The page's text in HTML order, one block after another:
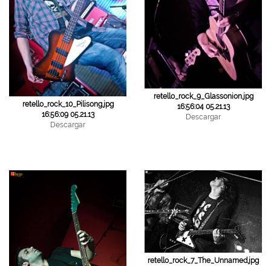
retello_rock_10_Pilisong.jpg
16:56:09 05.21.13
Descargar
retello_rock_9_Glassonion.jpg
16:56:04 05.21.13
Descargar
retello_rock_7_The_Unnamed.jpg